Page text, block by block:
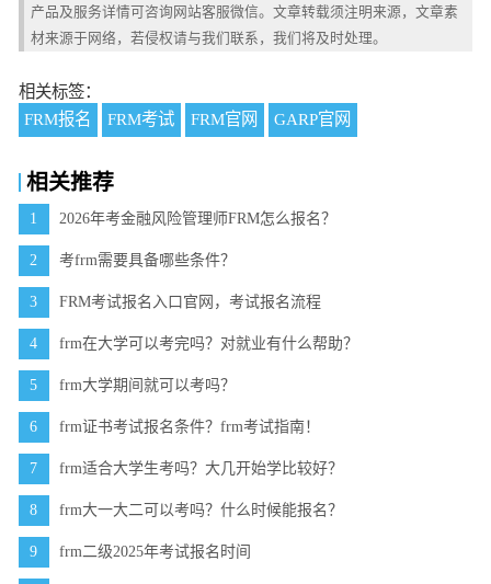
产品及服务详情可咨询网站客服微信。文章转载须注明来源，文章素
材来源于网络，若侵权请与我们联系，我们将及时处理。
相关标签：
FRM报名
FRM考试 FRM官网 GARP官网
相关推荐
1 2026年考金融风险管理师FRM怎么报名？
2 考frm需要具备哪些条件？
3 FRM考试报名入口官网，考试报名流程
4 frm在大学可以考完吗？对就业有什么帮助？
5 frm大学期间就可以考吗？
6 frm证书考试报名条件？frm考试指南！
7 frm适合大学生考吗？大几开始学比较好？
8 frm大一大二可以考吗？什么时候能报名？
9 frm二级2025年考试报名时间